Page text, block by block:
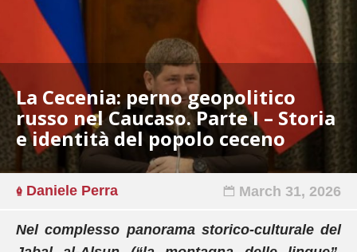
La Cecenia: perno geopolitico
russo nel Caucaso. Parte I – Storia
e identità del popolo ceceno
Daniele Perra March 31, 2026
Nel complesso panorama storico-culturale del